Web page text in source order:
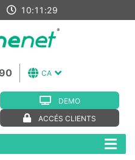
10:11:29
DEMO
ACCÉS CLIENTS
CA